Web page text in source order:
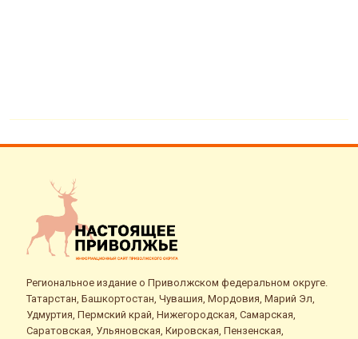
Региональное издание о Приволжском федеральном округе.
Татарстан, Башкортостан, Чувашия, Мордовия, Марий Эл,
Удмуртия, Пермский край, Нижегородская, Самарская,
Саратовская, Ульяновская, Кировская, Пензенская,